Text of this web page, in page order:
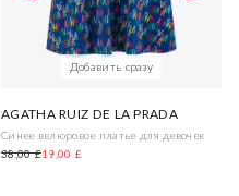
Добавить сразу
AGATHA RUIZ DE LA PRADA
Синее велюровое платье для девочек
38,00 £19,00 £